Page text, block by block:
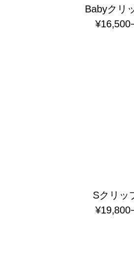
Babyクリ
Sクリッ